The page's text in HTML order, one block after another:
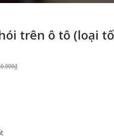
trên ô tô (loại